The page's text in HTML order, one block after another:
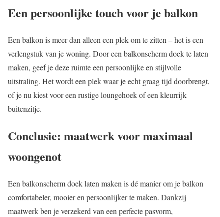
Een persoonlijke touch voor je balkon
Een balkon is meer dan alleen een plek om te zitten – het is een
verlengstuk van je woning. Door een balkonscherm doek te laten
maken, geef je deze ruimte een persoonlijke en stijlvolle
uitstraling. Het wordt een plek waar je echt graag tijd doorbrengt,
of je nu kiest voor een rustige loungehoek of een kleurrijk
buitenzitje.
Conclusie: maatwerk voor maximaal
woongenot
Een balkonscherm doek laten maken is dé manier om je balkon
comfortabeler, mooier en persoonlijker te maken. Dankzij
maatwerk ben je verzekerd van een perfecte pasvorm,